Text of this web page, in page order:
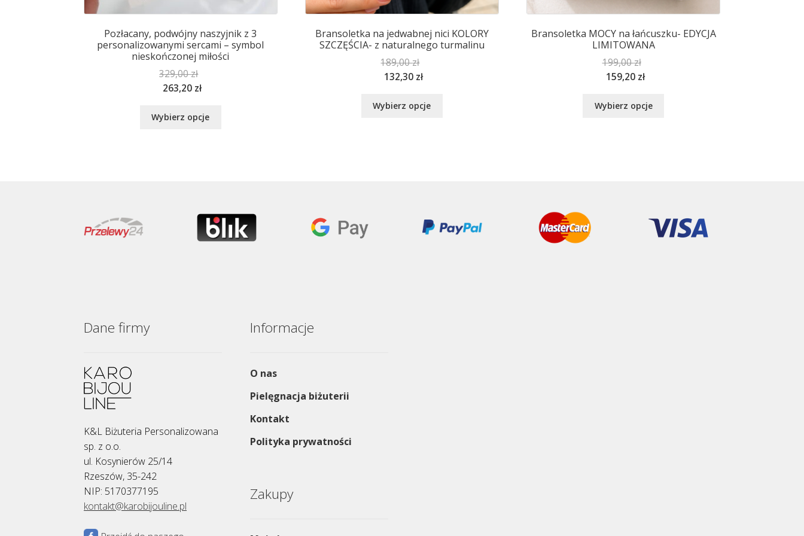
Pozłacany, podwójny naszyjnik z 3
personalizowanymi sercami – symbol
nieskończonej miłości
329,00zł
263,20 zł
Wybierz opcje
na
stronie
produktu
Bransoletka na jedwabnej nici KOLORY
SZCZĘŚCIA- z naturalnego turmalinu
189,00zł
132,30 zł
Wybierz opcje
produktu
Bransoletka MOCY na łańcuszku- EDYCJA
LIMITOWANA
199,00zł
159,20 zł
Wybierz opcje
stronie
produktu
Dane firmy
K&L Biżuteria Personalizowana
sp. z o.o.
ul. Kosynierów 25/14
Rzeszów, 35-242
NIP: 5170377195
kontakt@karobijouline.pl
Informacje
O nas
Pielęgnacja biżuterii
Kontakt
Polityka prywatności
Zakupy